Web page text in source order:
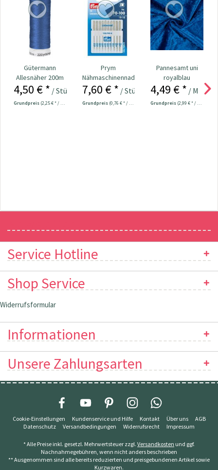
Gütermann
Allesnäher 200m
Fb. 078 - royalblau
4,50 € * / Stück
Grundpreis (2,25 € * / 100 Meter)
Prym
Nähmaschinennadeln
130/705
Universal...
7,60 € * / Stück
Grundpreis (0,76 € * / 1 Stück)
Pannesamt uni
royalblau
4,49 € * / Meter
Grundpreis (2,99 € * / 1 m²)
Service Hotline
Shop Service
Widerrufsformular
Informationen
Unsere Zahlungsarten
Cookie-Einstellungen Kundenservice und Hilfe Kontakt Über uns
AGB
Datenschutz
Versandbedingungen Widerrufsrecht Impressum
* Alle Preise inkl. gesetzl. Mehrwertsteuer zzgl. Versandkosten und ggf.
Nachnahmegebühren, wenn nicht anders beschrieben
** Ausgenommen sind alle bereits reduzierten und preisgebundenen Artikel sowie
Kurzwaren.